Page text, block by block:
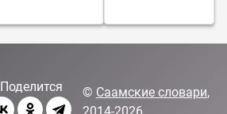
Поделится © Саамские словари,